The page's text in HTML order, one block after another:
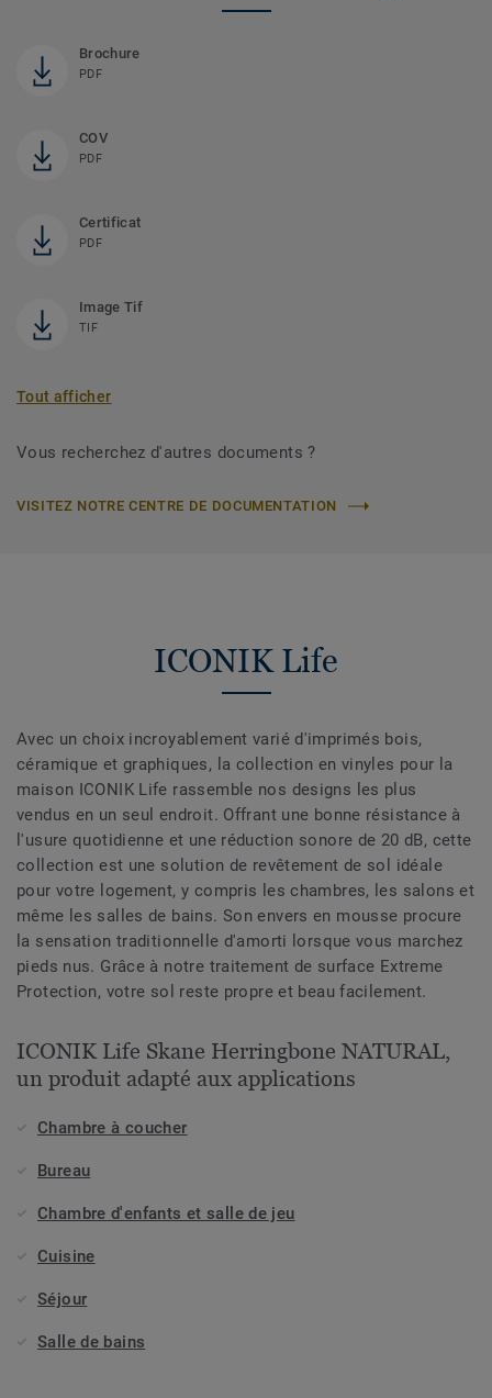
Brochure
PDF
COV
PDF
Certificat
PDF
Image Tif
TIF
Tout afficher
Vous recherchez d'autres documents ?
VISITEZ NOTRE CENTRE DE DOCUMENTATION
ICONIK Life
Avec un choix incroyablement varié d'imprimés bois,
céramique et graphiques, la collection en vinyles pour la
maison ICONIK Life rassemble nos designs les plus
vendus en un seul endroit. Offrant une bonne résistance à
l'usure quotidienne et une réduction sonore de 20 dB, cette
collection est une solution de revêtement de sol idéale
pour votre logement, y compris les chambres, les salons et
même les salles de bains. Son envers en mousse procure
la sensation traditionnelle d'amorti lorsque vous marchez
pieds nus. Grâce à notre traitement de surface Extreme
Protection, votre sol reste propre et beau facilement.
ICONIK Life Skane Herringbone NATURAL,
un produit adapté aux applications
Chambre à coucher
Bureau
Chambre d'enfants et salle de jeu
Cuisine
Séjour
Salle de bains